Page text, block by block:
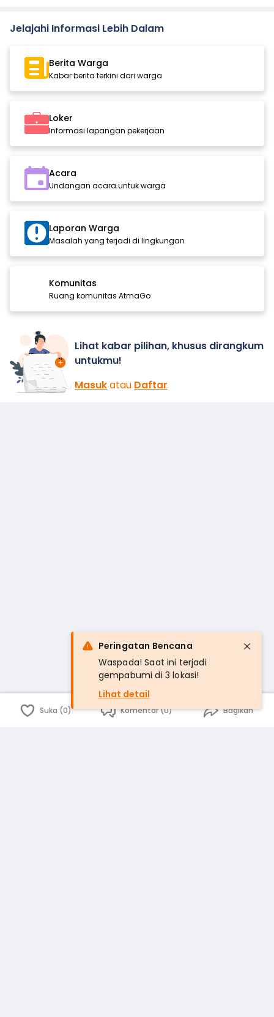
Jelajahi Informasi Lebih Dalam
Berita Warga
Kabar berita terkini dari warga
Loker
Informasi lapangan pekerjaan
Acara
Undangan acara untuk warga
Laporan Warga
Masalah yang terjadi di lingkungan
Komunitas
Ruang komunitas AtmaGo
Lihat kabar pilihan, khusus dirangkum
untukmu!
Masukatau Daftar
Suka (0) Komentar (0) Bagikan
Peringatan Bencana
Waspada! Saat ini terjadi
gempabumi di 3 lokasi!
Lihat detail